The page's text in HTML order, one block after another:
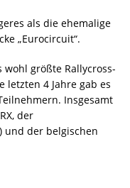
als die ehemalige
„Eurocircuit“.
größte Rallycross-
letzten 4 Jahre gab es
Insgesamt
der
und der belgischen